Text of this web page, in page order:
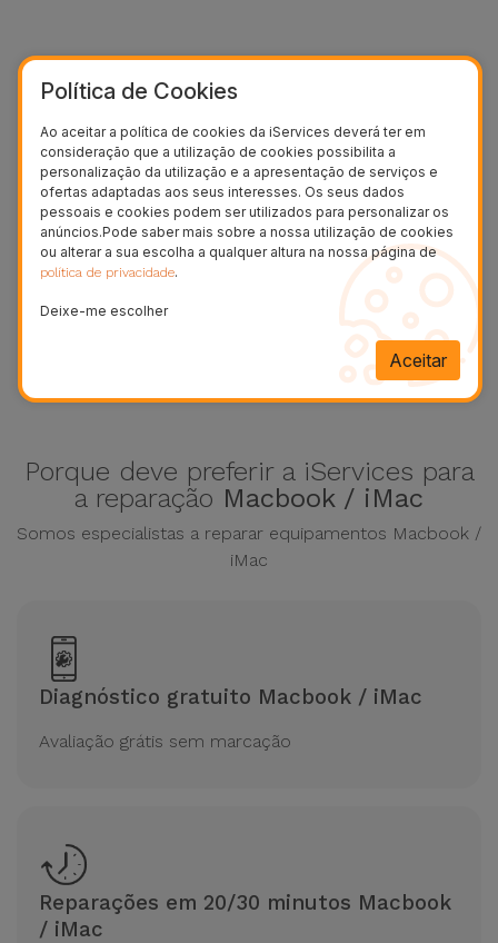
Porque deve preferir a iServices para
a reparação Macbook / iMac
Somos especialistas a reparar equipamentos Macbook /
iMac
Diagnóstico gratuito Macbook / iMac
Avaliação grátis sem marcação
Reparações em 20/30 minutos Macbook
/ iMac
Política de Cookies
Ao aceitar a política de cookies da iServices deverá ter em
consideração que a utilização de cookies possibilita a
personalização da utilização e a apresentação de serviços e
ofertas adaptadas aos seus interesses. Os seus dados
pessoais e cookies podem ser utilizados para personalizar os
anúncios.Pode saber mais sobre a nossa utilização de cookies
ou alterar a sua escolha a qualquer altura na nossa página de
política de privacidade.
Deixe-me escolher
Aceitar